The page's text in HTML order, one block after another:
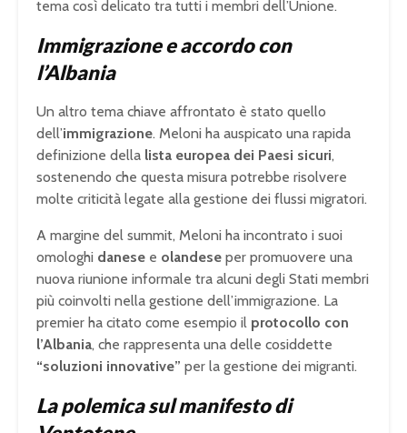
tema così delicato tra tutti i membri dell’Unione.
Immigrazione e accordo con
l’Albania
Un altro tema chiave affrontato è stato quello
dell’immigrazione. Meloni ha auspicato una rapida
definizione della lista europea dei Paesi sicuri,
sostenendo che questa misura potrebbe risolvere
molte criticità legate alla gestione dei flussi migratori.
A margine del summit, Meloni ha incontrato i suoi
omologhi danese e olandese per promuovere una
nuova riunione informale tra alcuni degli Stati membri
più coinvolti nella gestione dell’immigrazione. La
premier ha citato come esempio il protocollo con
l’Albania, che rappresenta una delle cosiddette
“soluzioni innovative” per la gestione dei migranti.
La polemica sul manifesto di